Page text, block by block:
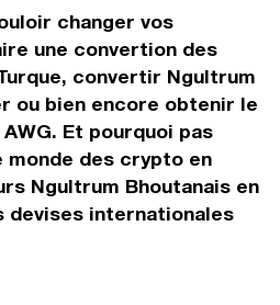
changer vos
une convertion des
convertir Ngultrum
ou bien encore obtenir le
Et pourquoi pas
monde des crypto en
Ngultrum Bhoutanais en
devises internationales